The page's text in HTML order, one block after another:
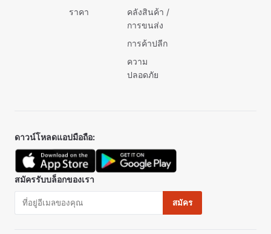
ราคา
คลังสินค้า /
การขนส่ง
การค้าปลีก
ความ
ปลอดภัย
ดาวน์โหลดแอปมือถือ:
สมัครรับบล็อกของเรา
สมัคร